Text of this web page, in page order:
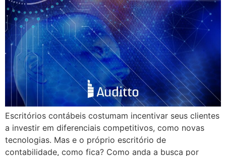
Escritórios contábeis costumam incentivar seus clientes
a investir em diferenciais competitivos, como novas
tecnologias. Mas e o próprio escritório de
contabilidade, como fica? Como anda a busca por